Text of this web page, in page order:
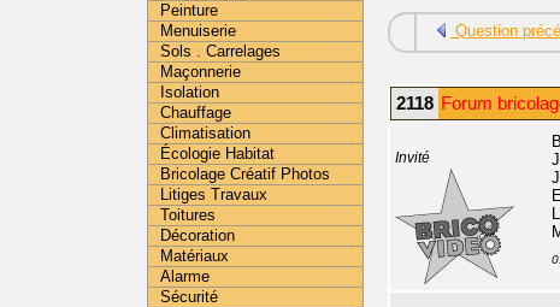
Question
2118 Forum
Invité
Peinture
Menuiserie
Sols . Carrelages
Maçonnerie
Isolation
Chauffage
Climatisation
Écologie Habitat
Bricolage Créatif Photos
Litiges Travaux
Toitures
Décoration
Matériaux
Alarme
Sécurité